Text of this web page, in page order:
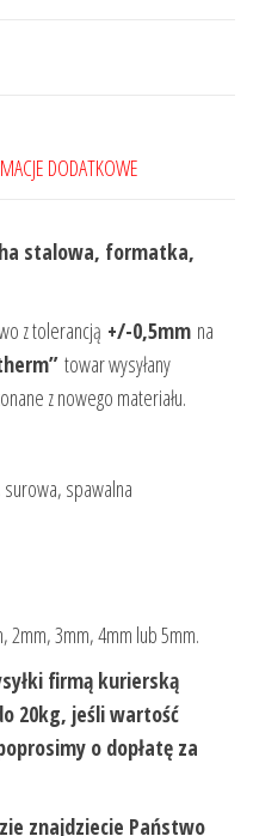
DODATKOWE
stalowa, formatka,
z tolerancją +/-0,5mm na
towar wysyłany
z nowego materiału.
surowa, spawalna
2mm, 3mm, 4mm lub 5mm.
firmą kurierską
20kg, jeśli wartość
o dopłatę za
znajdziecie Państwo